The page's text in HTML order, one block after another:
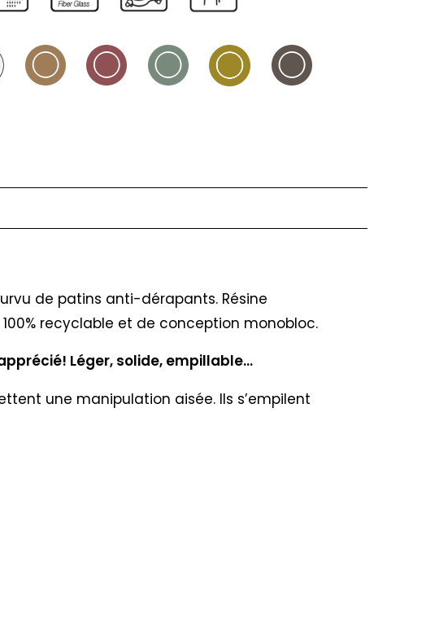
de patins anti-dérapants. Résine
recyclable et de conception monobloc.
Léger, solide, empillable…
une manipulation aisée. Ils s’empilent